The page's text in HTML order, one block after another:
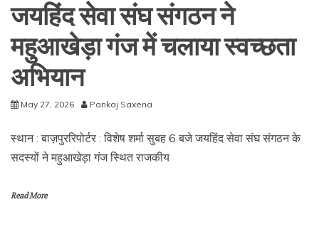
जयहिंद सेवा संघ संगठन ने
महुआखेड़ा गंज में चलाया स्वच्छता
अभियान
May 27, 2026 Pankaj Saxena
स्थान : बाज़पुररिपोर्टर : विशेष शर्मा सुबह 6 बजे जयहिंद सेवा संघ संगठन के
सदस्यों ने महुआखेड़ा गंज स्थित राजकीय
Read More